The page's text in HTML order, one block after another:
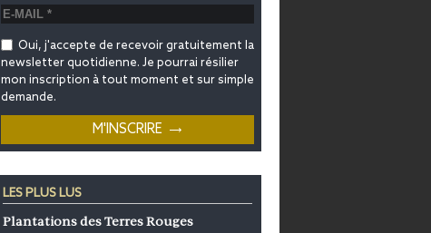
Oui, j'accepte de recevoir gratuitement la
newsletter quotidienne. Je pourrai résilier
mon inscription à tout moment et sur simple
demande.
LES PLUS LUS
Plantations des Terres Rouges